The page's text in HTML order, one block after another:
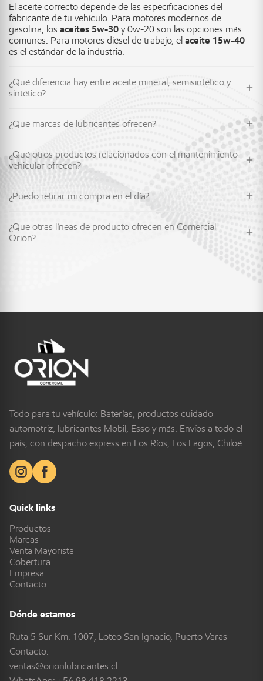
El aceite correcto depende de las especificaciones del
fabricante de tu vehículo. Para motores modernos de
gasolina, los aceites 5w-30 y 0w-20 son las opciones más
comunes. Para motores diésel de trabajo, el aceite 15w-40
es el estándar de la industria.
¿Qué diferencia hay entre aceite mineral, semisintético y
sintético?
¿Qué marcas de lubricantes ofrecen?
¿Qué otros productos relacionados con el mantenimiento
vehicular ofrecen?
¿Puedo retirar mi compra en el día?
¿Qué otras líneas de producto ofrecen en Comercial
Orión?
Todo para tu vehículo: Baterías, productos cuidado
automotriz, lubricantes Mobil, Esso y más. Envíos a todo el
país, con despacho express en Los Ríos, Los Lagos, Chiloé.
Quick links
Productos
Marcas
Venta Mayorista
Cobertura
Empresa
Contacto
Dónde estamos
Ruta 5 Sur Km. 1007, Loteo San Ignacio, Puerto Varas
Contacto:
ventas@orionlubricantes.cl